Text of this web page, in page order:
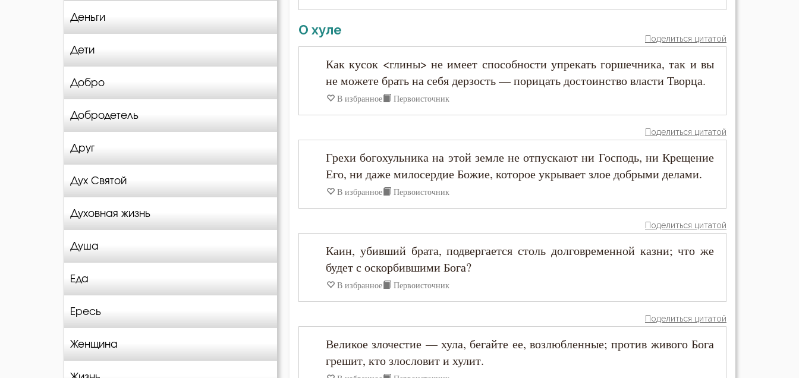
Деньги
Дети
Добро
Добродетель
Друг
Дух Святой
Духовная жизнь
Душа
Еда
Ересь
Женщина
Ириней Лионский
Исаак Сирин Ниневийский
Исидор Пелусиот
Иустин (Попович)
Каллист Ангеликуд
Киприан Карфагенский
Кирилл Иерусалимский
О хуле
Поделиться цитатой
Как кусок <глины> не имеет способности упрекать горшечника, так и вы
не можете брать на себя дерзость — порицать достоинство власти Творца.
В избранное Первоисточник
Поделиться цитатой
Грехи богохульника на этой земле не отпускают ни Господь, ни Крещение
Его, ни даже милосердие Божие, которое укрывает злое добрыми делами.
В избранное Первоисточник
Поделиться цитатой
Каин, убивший брата, подвергается столь долговременной казни; что же
будет с оскорбившими Бога?
В избранное Первоисточник
Поделиться цитатой
Великое злочестие — хула, бегайте ее, возлюбленные; против живого Бога
грешит, кто злословит и хулит.